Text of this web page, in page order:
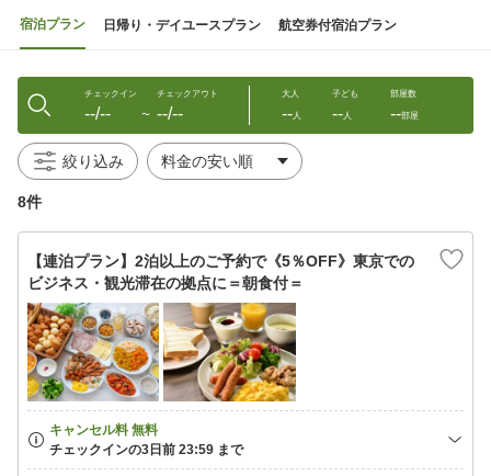
宿泊プラン 日帰り・デイユースプラン 航空券付宿泊プラン
チェックイン
--/-- 〜
チェックアウト
--/--
大人
--人
子ども
--人
部屋数
--部屋
絞り込み
8件
【連泊プラン】2泊以上のご予約で《5％OFF》東京での
ビジネス・観光滞在の拠点に＝朝食付＝